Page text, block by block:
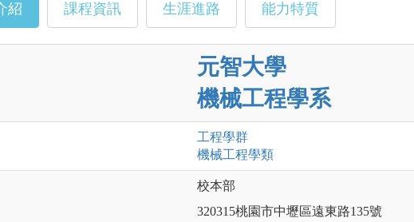
紹 課程資訊 生涯進路 能力特質
元智大學
機械工程學系
工程學群
機械工程學類
校本部
320315桃園市中壢區遠東路135號